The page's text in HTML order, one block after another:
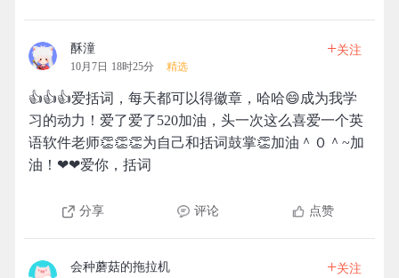
酥潼
10月7日 18时25分 精选
+关注
👍👍👍爱括词，每天都可以得徽章，哈哈😄成为我学
习的动力！爱了爱了520加油，头一次这么喜爱一个英
语软件老师👏👏👏为自己和括词鼓掌👏加油＾０＾~加
油！❤❤爱你，括词
分享 评论 点赞
会种蘑菇的拖拉机 +关注